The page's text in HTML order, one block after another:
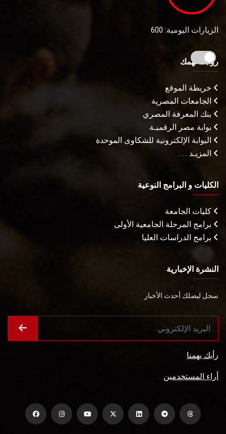
الزيارات اليومية: 600
روابط تهمك
خريطة الموقع
الجامعات المصرية
بنك المعرفة المصري
بوابة مصر الرقميـة
البوابة الإلكترونية للشكاوى الموحدة
المزيـد . . .
الكليات و البرامج النوعية
كليات الجامعة
برامج المرحلة الجامعية الأولى
برامج الدراسات العليا
النشرة الإخبارية
سجل ليصلك أحدث الأخبار
رأيك يهمنا
أراء المستخدمين